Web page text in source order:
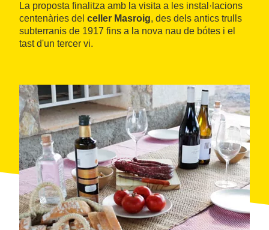
La proposta finalitza amb la visita a les instal·lacions
centenàries del celler Masroig, des dels antics trulls
subterranis de 1917 fins a la nova nau de bótes i el
tast d'un tercer vi.